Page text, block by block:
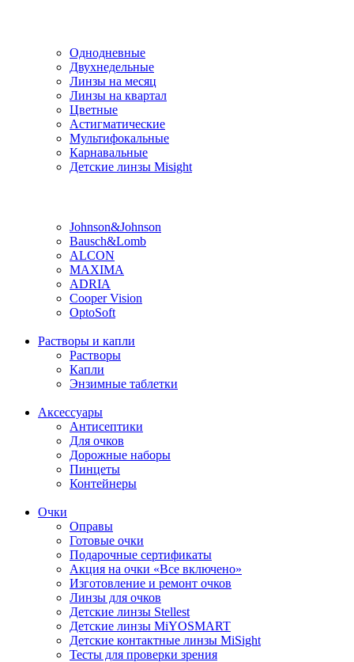
Однодневные
Двухнедельные
Линзы на месяц
Линзы на квартал
Цветные
Астигматические
Мультифокальные
Карнавальные
Детские линзы Misight
Johnson&Johnson
Bausch&Lomb
ALCON
MAXIMA
ADRIA
Cooper Vision
OptoSoft
Растворы и капли
Растворы
Капли
Энзимные таблетки
Аксессуары
Антисептики
Для очков
Дорожные наборы
Пинцеты
Контейнеры
Очки
Оправы
Готовые очки
Подарочные сертификаты
Акция на очки «Все включено»
Изготовление и ремонт очков
Линзы для очков
Детские линзы Stellest
Детские линзы MiYOSMART
Детские контактные линзы MiSight
Тесты для проверки зрения